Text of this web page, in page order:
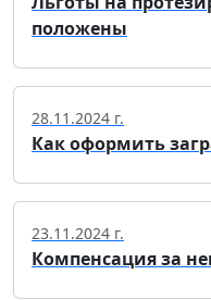
положены
28.11.2024 г.
Как оформить
23.11.2024 г.
Компенсация за